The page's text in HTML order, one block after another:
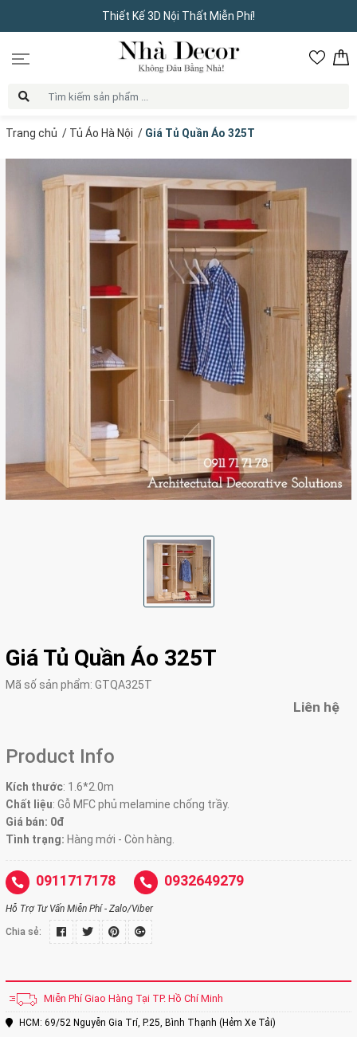
Thiết Kế 3D Nội Thất Miễn Phí!
Trang chủ / Tủ Áo Hà Nội / Giá Tủ Quần Áo 325T
Giá Tủ Quần Áo 325T
Mã số sản phẩm: GTQA325T
Liên hệ
Product Info
Kích thước: 1.6*2.0m
Chất liệu: Gỗ MFC phủ melamine chống trầy.
Giá bán: 0đ
Tình trạng: Hàng mới - Còn hàng.
0911717178 0932649279
Hỗ Trợ Tư Vấn Miễn Phí - Zalo/Viber
Chia sẻ:
Miễn Phí Giao Hàng Tại TP. Hồ Chí Minh
HCM: 69/52 Nguyễn Gia Trí, P.25, Bình Thạnh (Hẻm Xe Tải)